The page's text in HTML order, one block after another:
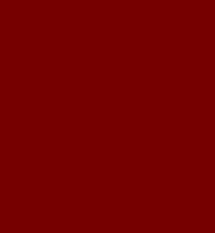
male i quotidiani locali,
per Il Corriere e La